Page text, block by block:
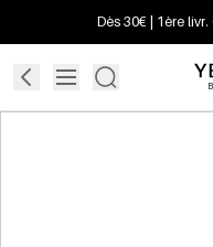
Dès 30€ | 1ère livr.